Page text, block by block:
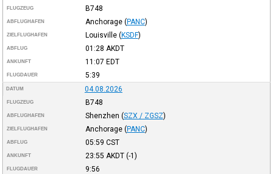
FLUGZEUG B748
ABFLUGHAFEN Anchorage (PANC)
ZIELFLUGHAFEN Louisville (KSDF)
ABFLUG 01:28 AKDT
ANKUNFT 11:07 EDT
FLUGDAUER 5:39
DATUM 04.08.2026
FLUGZEUG B748
ABFLUGHAFEN Shenzhen (SZX / ZGSZ)
ZIELFLUGHAFEN Anchorage (PANC)
ABFLUG 05:59 CST
ANKUNFT 23:55 AKDT(-1)
FLUGDAUER 9:56